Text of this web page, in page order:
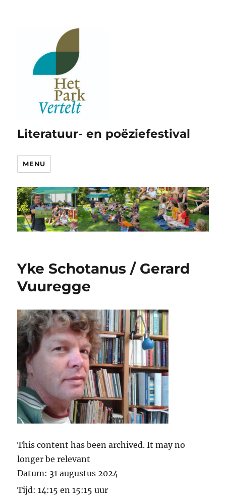
Literatuur- en poëziefestival
MENU
Yke Schotanus / Gerard
Vuuregge
This content has been archived. It may no
longer be relevant
Datum: 31 augustus 2024
Tijd:14:15 en 15:15 uur